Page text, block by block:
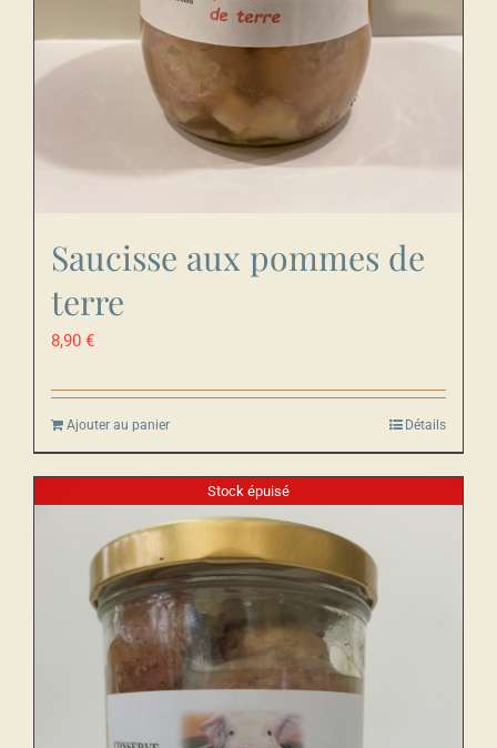
Saucisse aux pommes de
terre
8,90 €
Ajouter au panier Détails
Stock épuisé